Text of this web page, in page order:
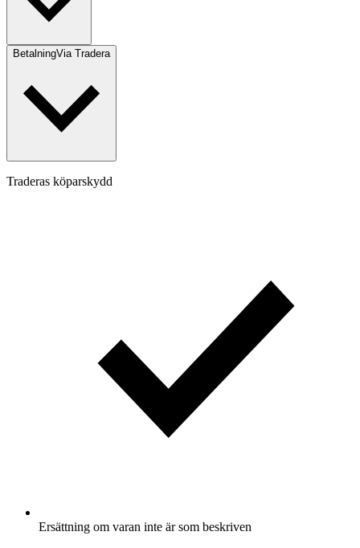
BetalningVia Tradera
Traderas köparskydd
Ersättning om varan inte är som beskriven